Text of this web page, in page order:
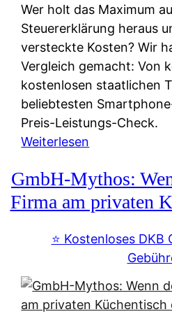
u
n
f
t
e
i
e
W
e
r
s
i
c
t
e
m
M
I
R
:
W
e
u
d
n
w
Wer holt das Maximum
Steuererklärung heraus
versteckte Kosten? Wir
Vergleich gemacht: Von
kostenlosen staatlichen
beliebtesten
Preis-Leistungs-Check.
Weiterlesen
t
e
u
e
r
k
GmbH-Mythos:
Firma am privaten
⭐️ Kostenloses